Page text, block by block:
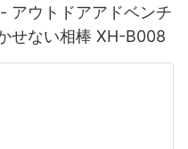
アウトドアアドベンチ
せない相棒 XH-B008